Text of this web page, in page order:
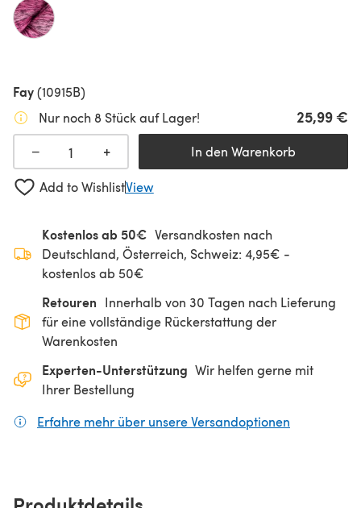
Fay(10915B)
Nur noch 8 Stück auf Lager!
25,99 €
−
+ In den Warenkorb
Add to WishlistView
Kostenlos ab 50€ Versandkosten nach
Deutschland, Österreich, Schweiz: 4,95€ -
kostenlos ab 50€
Retouren Innerhalb von 30 Tagen nach Lieferung
für eine vollständige Rückerstattung der
Warenkosten
Experten-Unterstützung Wir helfen gerne mit
Ihrer Bestellung
Erfahre mehr über unsere Versandoptionen